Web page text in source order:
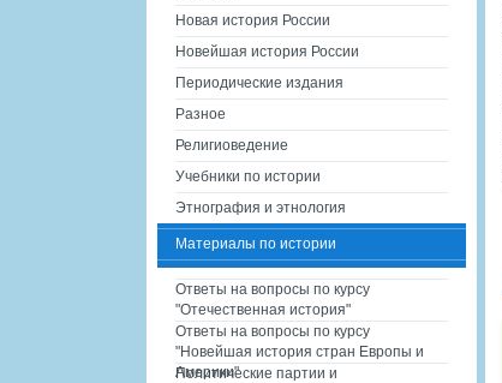
Новая история России
Новейшая история России
Периодические издания
Разное
Религиоведение
Учебники по истории
Этнография и этнология
Материалы по истории
Ответы на вопросы по курсу
"Отечественная история"
Ответы на вопросы по курсу
"Новейшая история стран Европы и
Америки"
Политические партии и